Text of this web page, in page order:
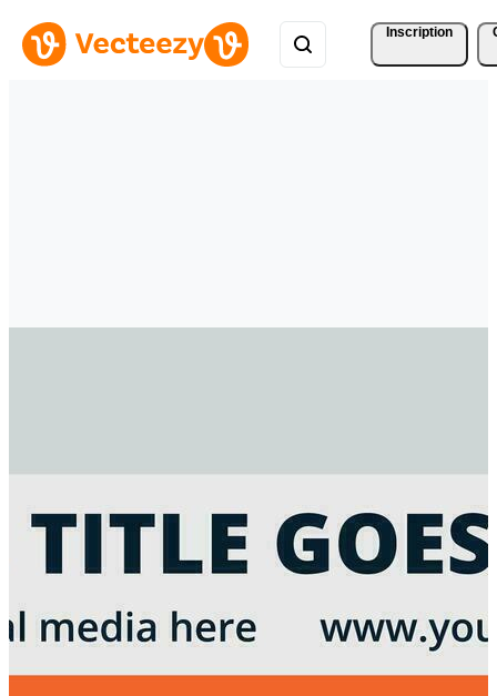
Inscription